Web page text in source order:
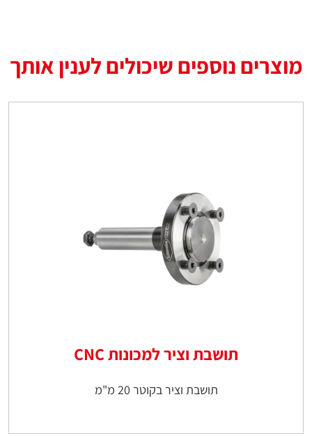
מוצרים נוספים שיכולים לענין אותך
תושבת וציר למכונות CNC
תושבת וציר בקוטר 20 מ"מ